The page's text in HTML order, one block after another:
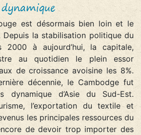
est désormais bien loin et le
Depuis la stabilisation politique du
2000 à aujourd’hui, la capitale,
au quotidien le plein essor
de croissance avoisine les 8%.
décennie, le Cambodge fut
dynamique d’Asie du Sud-Est.
l’exportation du textile et
les principales ressources du
de devoir trop importer des